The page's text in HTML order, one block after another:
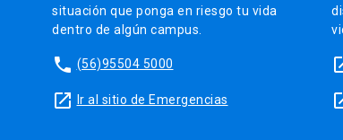
situación que ponga en riesgo tu vida
dentro de algún campus.
phone (56)95504 5000
launch Ir al sitio de Emergencias